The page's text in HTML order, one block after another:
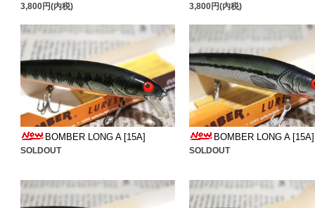
3,800円(内税) 3,800円(内税)
BOMBER LONG A [15A]
SOLDOUT
BOMBER LONG A [15A]
SOLDOUT